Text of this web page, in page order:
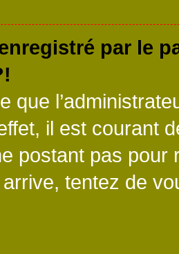
par le
que
il est courant
postant pas pour
tentez de